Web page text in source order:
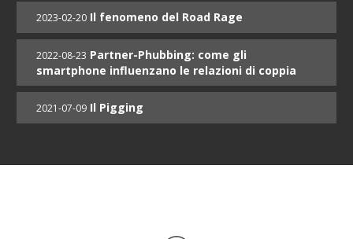
2023-02-20 Il fenomeno del Road Rage
2022-08-23 Partner-Phubbing: come gli
smartphone influenzano le relazioni di coppia
2021-07-09 Il Pigging